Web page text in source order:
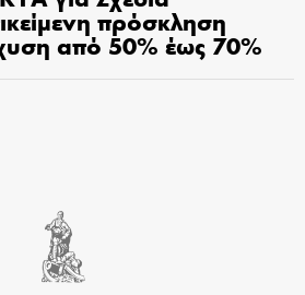
πρόσκληση
από 50% έως 70%